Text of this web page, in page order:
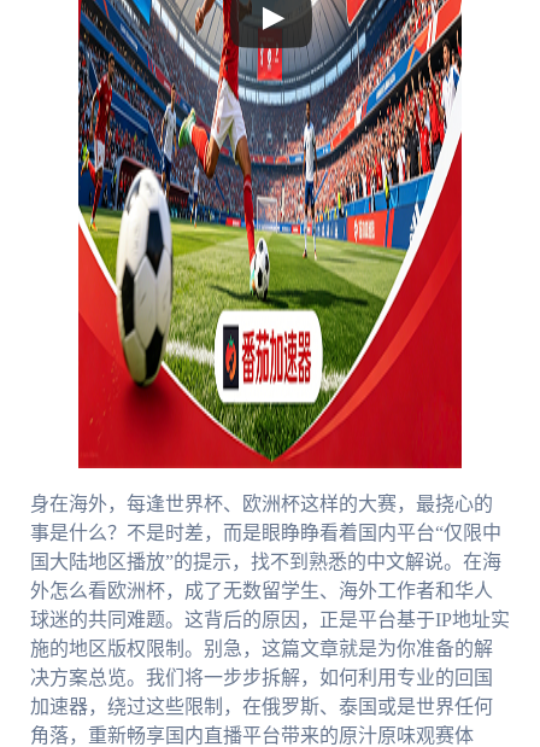
身在海外，每逢世界杯、欧洲杯这样的大赛，最挠心的
事是什么？不是时差，而是眼睁睁看着国内平台“仅限中
国大陆地区播放”的提示，找不到熟悉的中文解说。在海
外怎么看欧洲杯，成了无数留学生、海外工作者和华人
球迷的共同难题。这背后的原因，正是平台基于IP地址实
施的地区版权限制。别急，这篇文章就是为你准备的解
决方案总览。我们将一步步拆解，如何利用专业的回国
加速器，绕过这些限制，在俄罗斯、泰国或是世界任何
角落，重新畅享国内直播平台带来的原汁原味观赛体